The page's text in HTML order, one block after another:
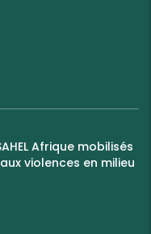
Afrique mobilisés
violences en milieu